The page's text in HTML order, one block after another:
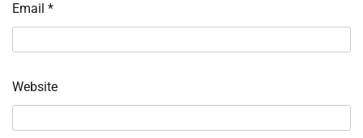
Email *
Website